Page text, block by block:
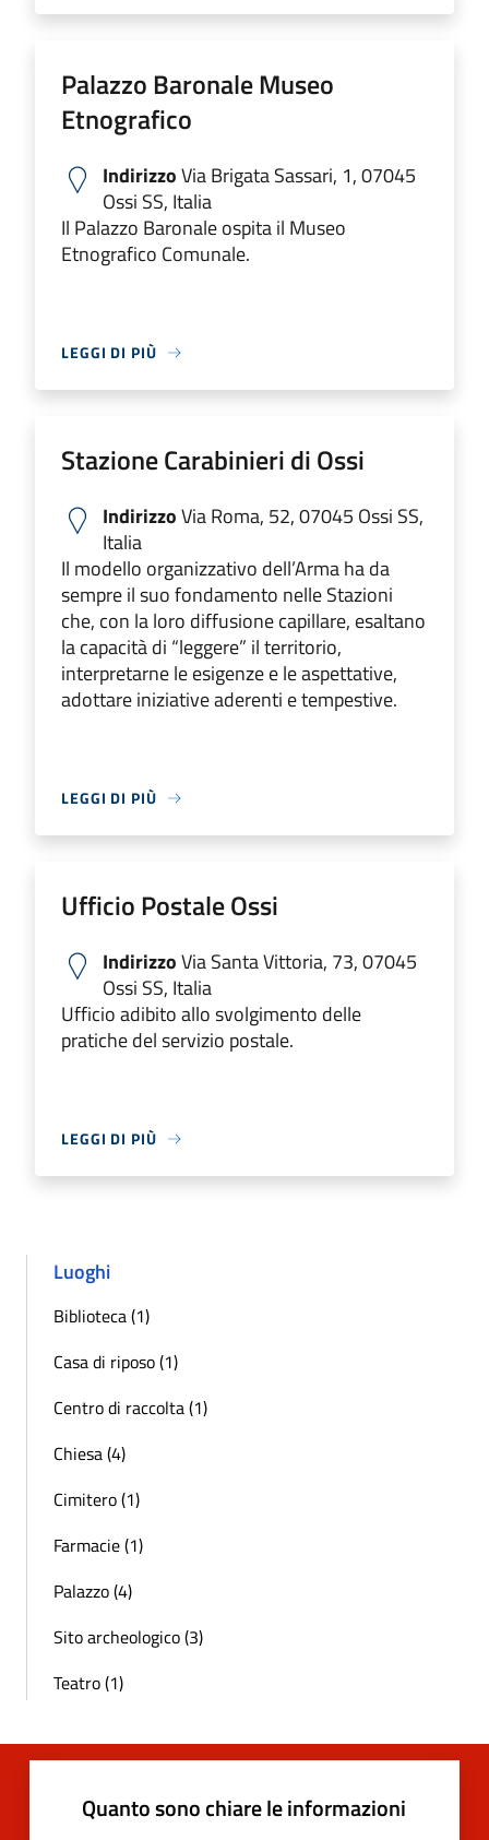
Palazzo Baronale Museo
Etnografico
IndirizzoVia Brigata Sassari, 1, 07045
Ossi SS, Italia
Il Palazzo Baronale ospita il Museo
Etnografico Comunale.
LEGGI DI PIÙ
Stazione Carabinieri di Ossi
IndirizzoVia Roma, 52, 07045 Ossi SS,
Italia
Il modello organizzativo dell’Arma ha da
sempre il suo fondamento nelle Stazioni
che, con la loro diffusione capillare, esaltano
la capacità di “leggere” il territorio,
interpretarne le esigenze e le aspettative,
adottare iniziative aderenti e tempestive.
LEGGI DI PIÙ
Ufficio Postale Ossi
IndirizzoVia Santa Vittoria, 73, 07045
Ossi SS, Italia
Ufficio adibito allo svolgimento delle
pratiche del servizio postale.
LEGGI DI PIÙ
Luoghi
Biblioteca (1)
Casa di riposo (1)
Centro di raccolta (1)
Chiesa (4)
Cimitero (1)
Farmacie (1)
Palazzo (4)
Sito archeologico (3)
Teatro (1)
Quanto sono chiare le informazioni